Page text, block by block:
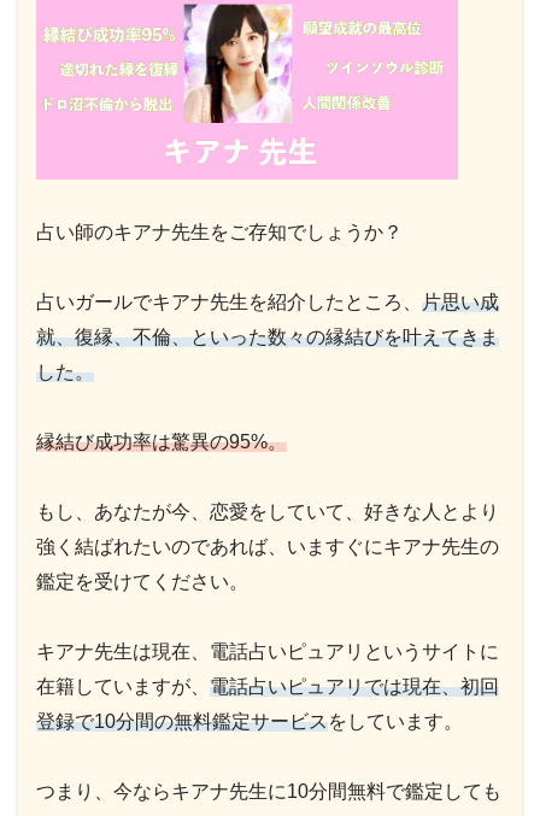
占い師のキアナ先生をご存知でしょうか？
占いガールでキアナ先生を紹介したところ、 片思い成
就、復縁、不倫、といった数々の縁結びを叶えてきま
した。
縁結び成功率は驚異の95%。
もし、あなたが今、恋愛をしていて、好きな人とより
強く結ばれたいのであれば、いますぐにキアナ先生の
鑑定を受けてください。
キアナ先生は現在、電話占いピュアリというサイトに
在籍していますが、 電話占いピュアリでは現在、初回
登録で10分間の無料鑑定サービスをしています。
つまり、今ならキアナ先生に10分間無料で鑑定しても